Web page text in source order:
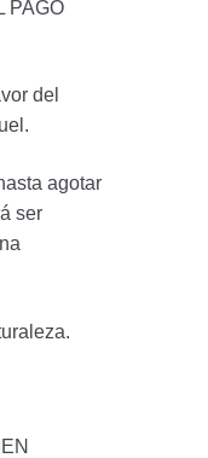
PAGO
del
agotar
ser